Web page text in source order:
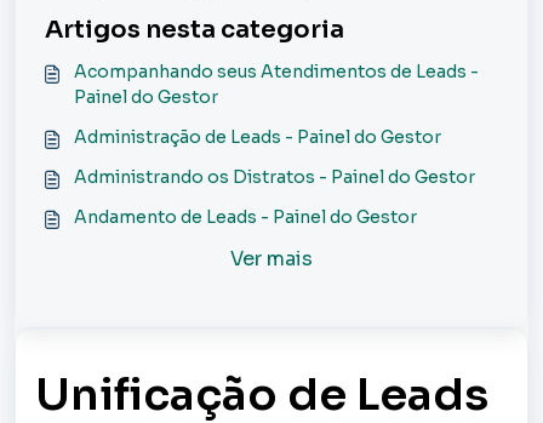
Artigos nesta categoria
Acompanhando seus Atendimentos de Leads -
Painel do Gestor
Administração de Leads - Painel do Gestor
Administrando os Distratos - Painel do Gestor
Andamento de Leads - Painel do Gestor
Ver mais
Unificação de Leads